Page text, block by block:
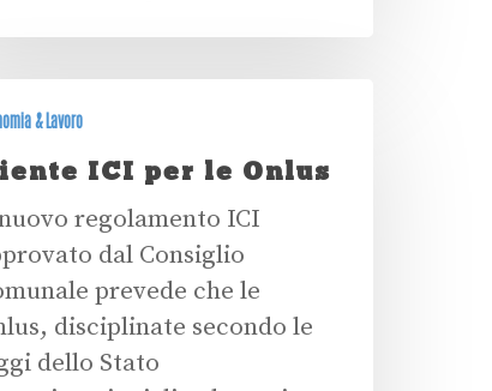
& Lavoro
ICI per le Onlus
regolamento ICI
dal Consiglio
prevede che le
disciplinate secondo le
dello Stato